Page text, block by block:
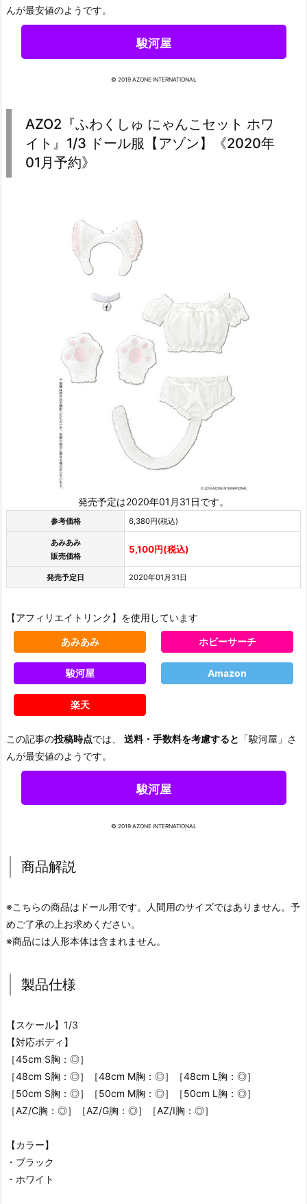
んが最安値のようです。
駿河屋
© 2019 AZONE INTERNATIONAL
AZO2『ふわくしゅ にゃんこセット ホワ
イト』1/3 ドール服【アゾン】《2020年
01月予約》
発売予定は2020年01月31日です。
参考価格 6,380円(税込)
あみあみ
販売価格
5,100円(税込)
発売予定日 2020年01月31日
【アフィリエイトリンク】を使用しています
あみあみ ホビーサーチ
駿河屋 Amazon
楽天
この記事の投稿時点では、 送料・手数料を考慮すると 「駿河屋」さ
んが最安値のようです。
駿河屋
© 2019 AZONE INTERNATIONAL
商品解説
※こちらの商品はドール用です。人間用のサイズではありません。予
めご了承の上お求めください。
※商品には人形本体は含まれません。
製品仕様
【スケール】1/3
【対応ボディ】
［45cm S胸：◎］
［48cm S胸：◎］［48cm M胸：◎］［48cm L胸：◎］
［50cm S胸：◎］［50cm M胸：◎］［50cm L胸：◎］
［AZ/C胸：◎］［AZ/G胸：◎］［AZ/I胸：◎］
【カラー】
・ブラック
・ホワイト